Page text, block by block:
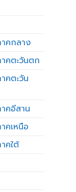
คกลาง
คตะวันตก
คตะวัน
คอีสาน
คเหนือ
คใต้